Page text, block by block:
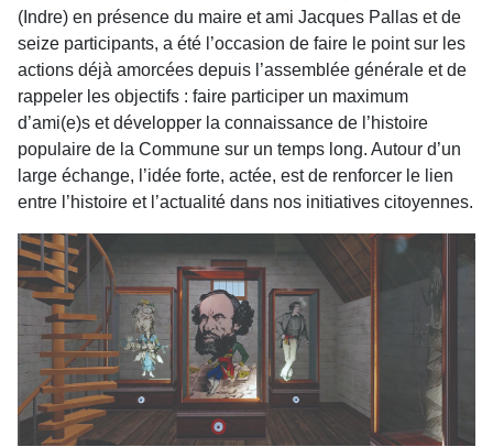
(Indre) en présence du maire et ami Jacques Pallas et de
seize participants, a été l’occa­sion de faire le point sur les
actions déjà amorcées depuis l’assemblée générale et de
rappeler les objec­tifs : faire participer un maximum
d’ami(e)s et déve­lopper la connaissance de l’histoire
populaire de la Commune sur un temps long. Autour d’un
large échange, l’idée forte, actée, est de renforcer le lien
entre l’histoire et l’actualité dans nos initiatives citoyennes.